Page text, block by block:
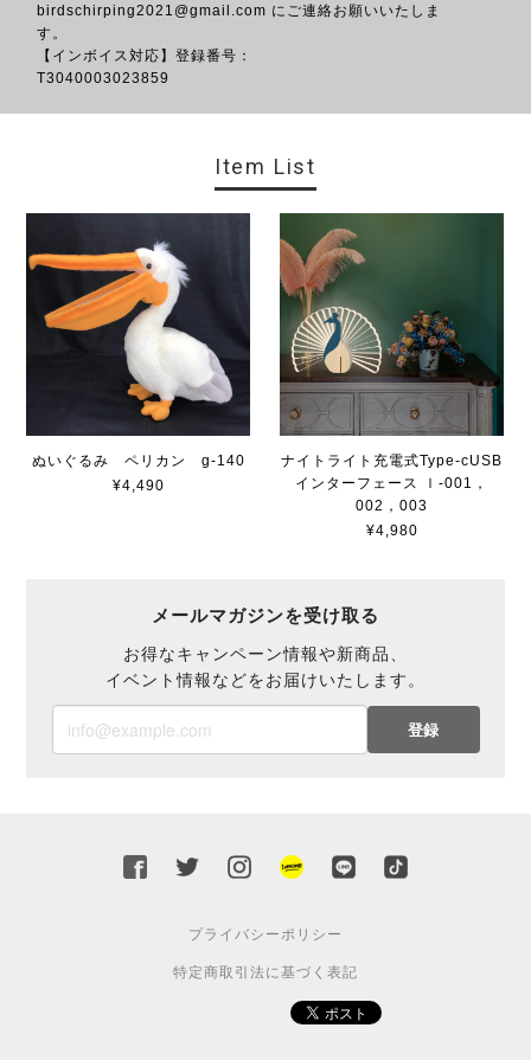
birdschirping2021@gmail.com にご連絡お願いいたしま
す。
【インボイス対応】登録番号：
Item List
ぬいぐるみ ペリカン g-140
¥4,490
ナイトライト充電式Type-cUSB
インターフェース ｌ-001，
002，003
¥4,980
メールマガジンを受け取る
お得なキャンペーン情報や新商品、
イベント情報などをお届けいたします。
登録
プライバシーポリシー
特定商取引法に基づく表記